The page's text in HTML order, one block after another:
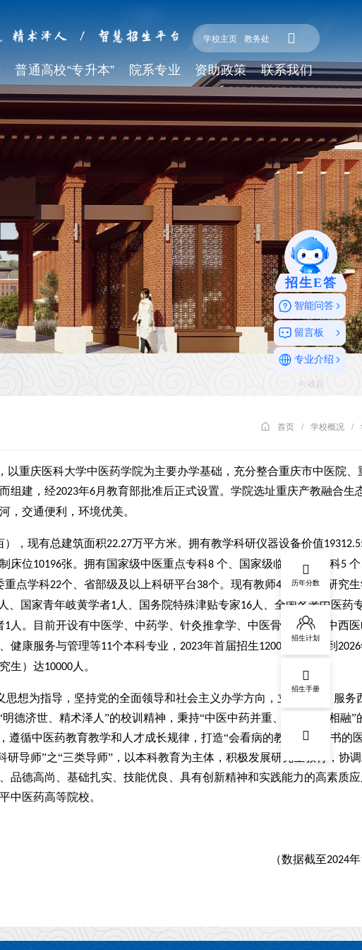
学校主页 教务处
普通高校“专升本” 院系专业 资助政策 联系我们
首页 / 学校概况 /
重庆医科大学中医药学院为主要办学基础，充分整合重庆市中医院、
组建，经2023年6月教育部批准后正式设置。学院选址重庆产教融合生
，交通便利，环境优美。
），现有总建筑面积22.27万平方米。拥有教学科研仪器设备价值
床位10196张。拥有国家级中医重点专科8 个、国家级临床重点专科5
重点学科22个、省部级及以上科研平台38个。现有教师400余人，研究
人、国家青年岐黄学者1人、国务院特殊津贴专家16人、全国名老中医药
1人。目前开设有中医学、中药学、针灸推拿学、中医骨伤科学、中西
健康服务与管理等11个本科专业， 2023年首届招生1200 人，规划到 2026
生）达10000人。
想为指导，坚持党的全面领导和社会主义办学方向，立足重庆、服务
德济世、精术泽人”的校训精神，秉持“中医中药并重、教研医产相融”
循中医药教育教学和人才成长规律，打造“会看病的教师、会教书的
导师”之“三类导师”，以本科教育为主体，积极发展研究生教育，协
品德高尚、基础扎实、技能优良、具有创新精神和实践能力的高素质
中医药高等院校。
（数据截至2024年
历年分数
招生计划
招生手册
招生E答
智能问答
留言板
专业介绍
收起